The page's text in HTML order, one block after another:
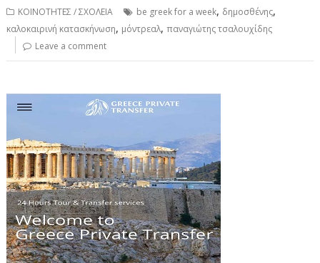
ΚΟΙΝΟΤΗΤΕΣ / ΣΧΟΛΕΙΑ be greek for a week, δημοσθένης,
καλοκαιρινή κατασκήνωση, μόντρεαλ,παναγιώτης τσαλουχίδης
Leave a comment